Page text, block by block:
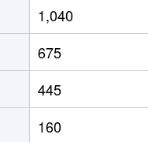
1,040
675
445
160